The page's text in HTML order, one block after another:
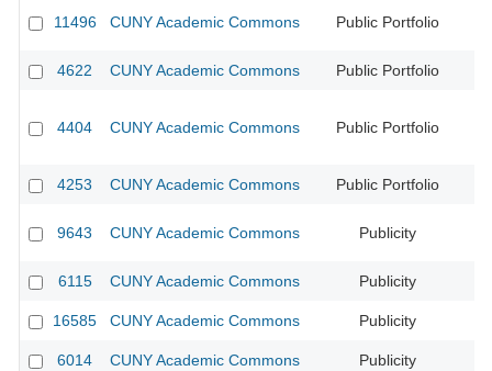
11496 CUNY Academic Commons Public Portfolio
4622 CUNY Academic Commons Public Portfolio
4404 CUNY Academic Commons Public Portfolio
4253 CUNY Academic Commons Public Portfolio
9643 CUNY Academic Commons Publicity
6115 CUNY Academic Commons Publicity
16585 CUNY Academic Commons Publicity
6014 CUNY Academic Commons Publicity